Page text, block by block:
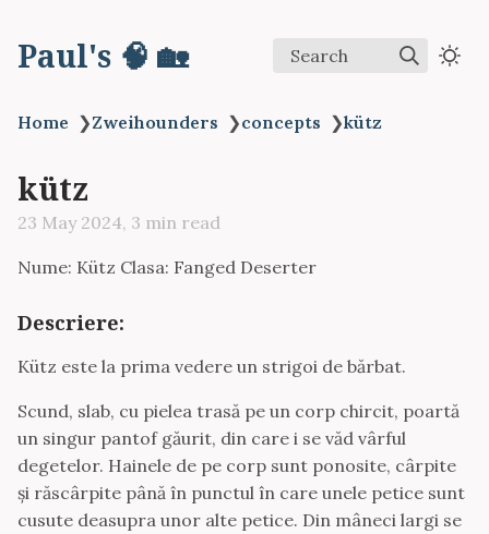
Paul's 🧠 🏡 Search
Home ❯Zweihounders ❯concepts ❯kütz
kütz
23 May 2024, 3 min read
Nume: Kütz Clasa: Fanged Deserter
Descriere:
Kütz este la prima vedere un strigoi de bărbat.
Scund, slab, cu pielea trasă pe un corp chircit, poartă
un singur pantof găurit, din care i se văd vârful
degetelor. Hainele de pe corp sunt ponosite, cârpite
și răscârpite până în punctul în care unele petice sunt
cusute deasupra unor alte petice. Din mâneci largi se